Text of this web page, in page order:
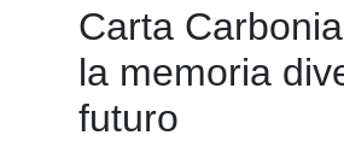
Carta
la memoria
futuro